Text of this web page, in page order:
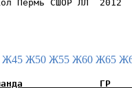
Ж45 Ж50 Ж55 Ж60 Ж65